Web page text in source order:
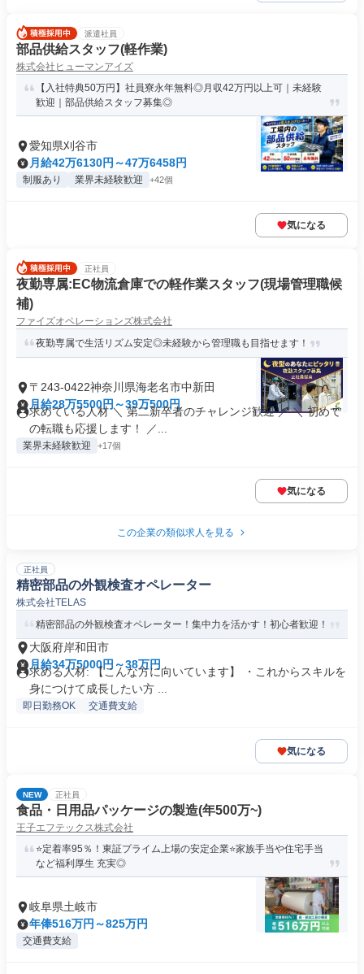
派遣社員
部品供給スタッフ(軽作業)
株式会社ヒューマンアイズ
【入社特典50万円】社員寮永年無料◎月収42万円以上可｜未経験
歓迎｜部品供給スタッフ募集◎
愛知県刈谷市
月給42万6130円～47万6458円
制服あり 業界未経験歓迎 +42個
気になる
正社員
夜勤専属:EC物流倉庫での軽作業スタッフ(現場管理職候
補)
ファイズオペレーションズ株式会社
夜勤専属で生活リズム安定◎未経験から管理職も目指せます！
〒243-0422神奈川県海老名市中新田
月給28万5500円～39万500円
求めている人材 ＼ 第二新卒者のチャレンジ歓迎 ／ ＼ 初めて
の転職も応援します！ ／...
業界未経験歓迎 +17個
気になる
この企業の類似求人を見る
正社員
精密部品の外観検査オペレーター
株式会社TELAS
精密部品の外観検査オペレーター！集中力を活かす！初心者歓迎！
大阪府岸和田市
月給34万5000円～38万円
求める人材: 【こんな方に向いています】 ・これからスキルを
身につけて成長したい方 ...
即日勤務OK 交通費支給
気になる
NEW 正社員
食品・日用品パッケージの製造(年500万~)
王子エフテックス株式会社
⭐定着率95％！東証プライム上場の安定企業⭐家族手当や住宅手当
など福利厚生 充実◎
岐阜県土岐市
年俸516万円～825万円
交通費支給